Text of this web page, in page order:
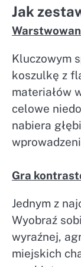
Jak
Kluczowym
koszulkę z
materiałów
celowe
nabiera
Gra
Jednym z
Wyobraź
wyraźnej,
miejskich